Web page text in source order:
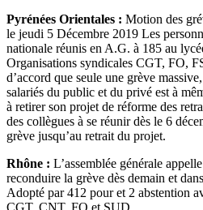
Pyrénées Orientales : Motion des
le jeudi 5 Décembre 2019 Les
nationale réunis en A.G. à 185 au
Organisations syndicales CGT, FO,
d’accord que seule une grève
salariés du public et du privé est à
à retirer son projet de réforme des
des collègues à se réunir dès le 6
grève jusqu’au retrait du projet.
Rhône : L’assemblée générale
reconduire la grève dès demain et
Adopté par 412 pour et 2 abstention